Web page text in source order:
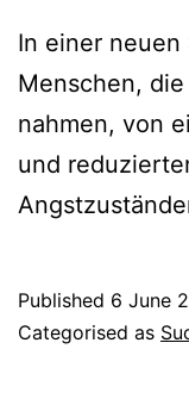
In einer
Menschen,
nahmen, von
und
Published 6 June
Categorised as